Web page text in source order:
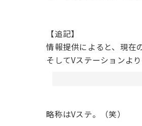
【追記】
情報提供によると、現在
そしてVステーションよ
略称はVステ。（笑）